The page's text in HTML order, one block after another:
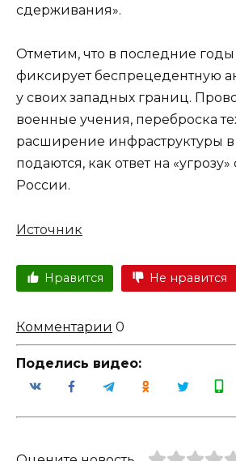
сдерживания».
Отметим, что в последние
фиксирует беспрецедентную
у своих западных границ.
военные учения, переброска
расширение инфраструктуры
подаются, как ответ на
России.
Источник
Нравится Не нравится
Комментарии 0
Поделись видео: